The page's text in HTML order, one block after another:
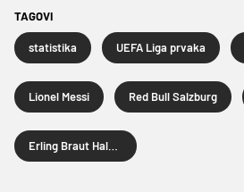
TAGOVI
statistika UEFA Liga prvaka
Lionel Messi Red Bull Salzburg